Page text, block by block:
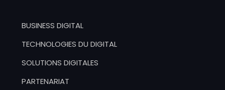
BUSINESS DIGITAL
TECHNOLOGIES DU DIGITAL
SOLUTIONS DIGITALES
PARTENARIAT